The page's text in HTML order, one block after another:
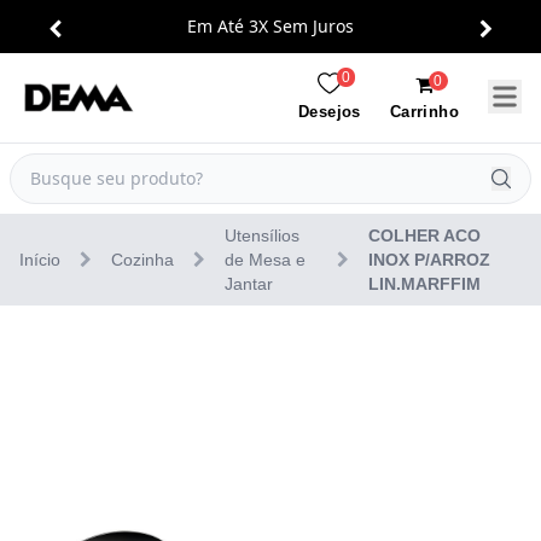
Em Até 3X Sem Juros
0
Desejos
0
Carrinho
Início Cozinha
Utensílios
de Mesa e
Jantar
COLHER ACO
INOX P/ARROZ
LIN.MARFFIM